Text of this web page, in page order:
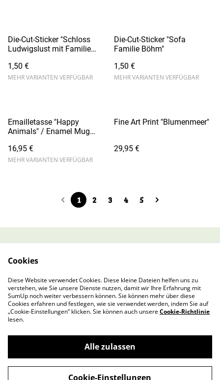
Die-Cut-Sticker "Schloss
Ludwigslust mit Familie
1,50 €
MEHR VARIANTEN VERFÜGBAR
Die-Cut-Sticker "Sofa
Familie Böhm"
1,50 €
MEHR VARIANTEN VERFÜGBAR
Emailletasse "Happy
Animals" / Enamel Mug
16,95 €
MEHR VARIANTEN VERFÜGBAR
Fine Art Print "Blumenmeer"
29,95 €
1 2 3 4 5
Barrierefreiheit
Impressum & Kontakt
©2026Böhm & Böhm
Cookies
Diese Website verwendet Cookies. Diese kleine Dateien helfen uns zu
verstehen, wie Sie unsere Dienste nutzen, damit wir Ihre Erfahrung mit
SumUp noch weiter verbessern können. Sie können mehr über diese
Cookies erfahren und festlegen, wie sie verwendet werden, indem Sie auf
„Cookie-Einstellungen” klicken. Sie können auch unsereCookie-Richtlinie
lesen.
Alle zulassen
Cookie-Einstellungen